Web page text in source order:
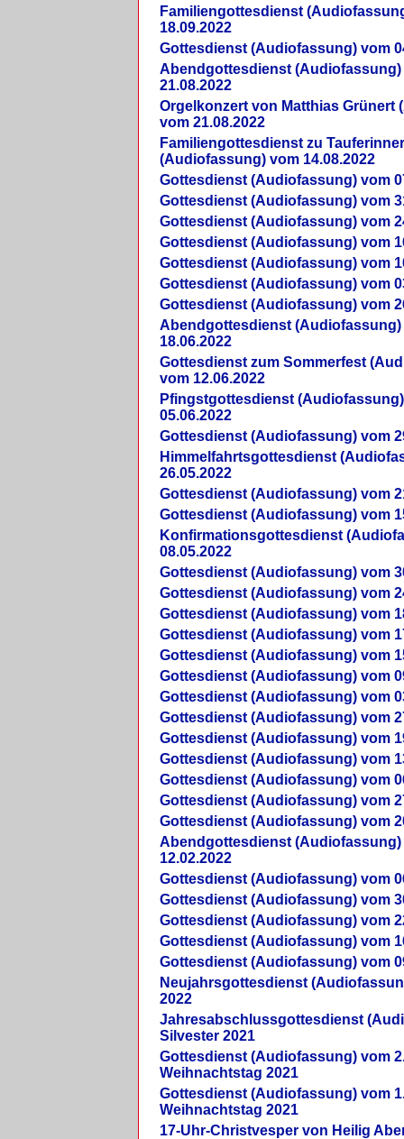
Familiengottesdienst
18.09.2022
Gottesdienst (Audiofassung) vom
Abendgottesdienst (Audiofassung)
21.08.2022
Orgelkonzert von Matthias Grünert
vom 21.08.2022
Familiengottesdienst zu
(Audiofassung) vom 14.08.2022
Gottesdienst (Audiofassung) vom
Gottesdienst (Audiofassung) vom
Gottesdienst (Audiofassung) vom
Gottesdienst (Audiofassung) vom
Gottesdienst (Audiofassung) vom
Gottesdienst (Audiofassung) vom
Gottesdienst (Audiofassung) vom
Abendgottesdienst (Audiofassung)
18.06.2022
Gottesdienst zum Sommerfest
vom 12.06.2022
Pfingstgottesdienst
05.06.2022
Gottesdienst (Audiofassung) vom
Himmelfahrtsgottesdienst
26.05.2022
Gottesdienst (Audiofassung) vom
Gottesdienst (Audiofassung) vom
Konfirmationsgottesdienst
08.05.2022
Gottesdienst (Audiofassung) vom
Gottesdienst (Audiofassung) vom
Gottesdienst (Audiofassung) vom
Gottesdienst (Audiofassung) vom
Gottesdienst (Audiofassung) vom
Gottesdienst (Audiofassung) vom
Gottesdienst (Audiofassung) vom
Gottesdienst (Audiofassung) vom
Gottesdienst (Audiofassung) vom
Gottesdienst (Audiofassung) vom
Gottesdienst (Audiofassung) vom
Gottesdienst (Audiofassung) vom
Gottesdienst (Audiofassung) vom
Abendgottesdienst (Audiofassung)
12.02.2022
Gottesdienst (Audiofassung) vom
Gottesdienst (Audiofassung) vom
Gottesdienst (Audiofassung) vom
Gottesdienst (Audiofassung) vom
Gottesdienst (Audiofassung) vom
Neujahrsgottesdienst
2022
Jahresabschlussgottesdienst
Silvester 2021
Gottesdienst (Audiofassung) vom
Weihnachtstag 2021
Gottesdienst (Audiofassung) vom
Weihnachtstag 2021
17-Uhr-Christvesper von Heilig